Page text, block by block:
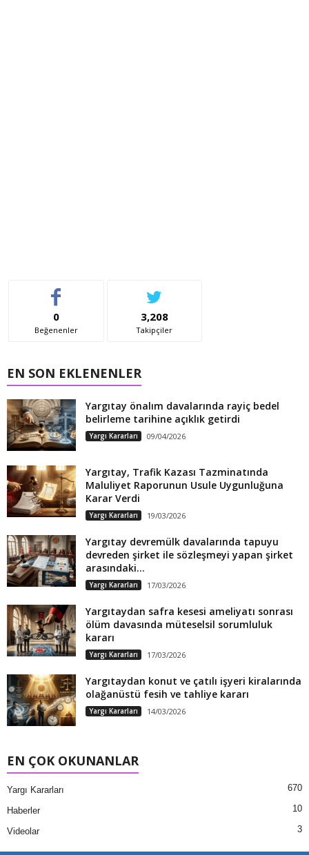
0
Beğenenler
3,208
Takipçiler
EN SON EKLENENLER
Yargıtay önalım davalarında rayiç bedel
belirleme tarihine açıklık getirdi
Yargı Kararları 09/04/2026
Yargıtay, Trafik Kazası Tazminatında
Maluliyet Raporunun Usule Uygunluğuna
Karar Verdi
Yargı Kararları 19/03/2026
Yargıtay devremülk davalarında tapuyu
devreden şirket ile sözleşmeyi yapan şirket
arasındaki...
Yargı Kararları 17/03/2026
Yargıtaydan safra kesesi ameliyatı sonrası
ölüm davasında müteselsil sorumluluk
kararı
Yargı Kararları 17/03/2026
Yargıtaydan konut ve çatılı işyeri kiralarında
olağanüstü fesih ve tahliye kararı
Yargı Kararları 14/03/2026
EN ÇOK OKUNANLAR
Yargı Kararları 670
Haberler 10
Videolar 3